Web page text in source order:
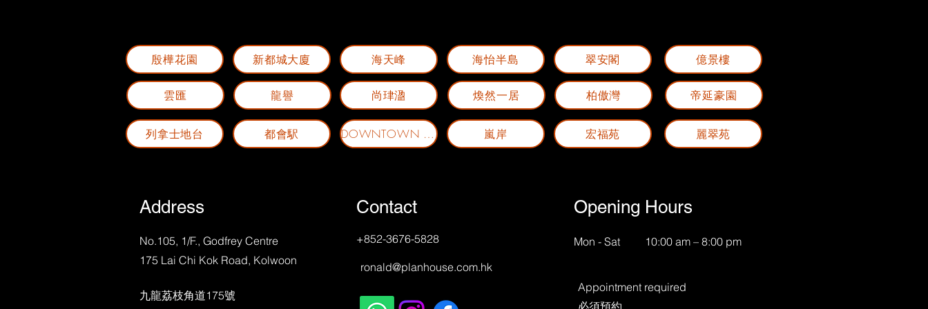
殷樺花園
雲匯
新都城大廈
龍譽
海天峰
尚珒溋
海怡半島
煥然一居
翠安閣
柏傲灣
列拿士地台 都會駅 DOWNTOWN 38 嵐岸 宏福苑
億景樓
帝延豪園
麗翠苑
Address
No.105, 1/F., Godfrey Centre
175 Lai Chi Kok Road, Kolwoon
九龍荔枝角道175號
Contact
+852-3676-5828
ronald@planhouse.com.hk
Opening Hours
Mon - Sat 10:00 am – 8:00 pm
Appointment required
​必須預約